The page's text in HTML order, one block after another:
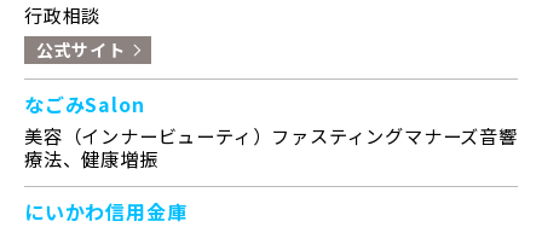
行政相談
公式サイト
なごみSalon
美容（インナービューティ）ファスティングマナーズ音響
療法、健康増振
にいかわ信用金庫